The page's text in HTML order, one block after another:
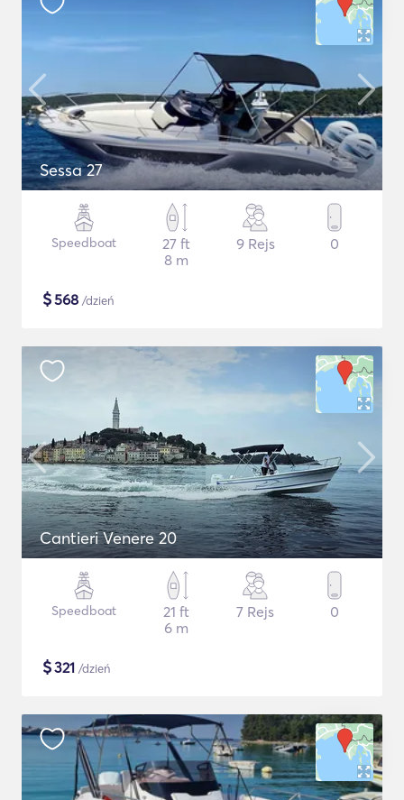
Sessa 27
Speedboat
27 ft
8 m
9 Rejs 0
$568 /dzień
Cantieri Venere 20
Speedboat
21 ft
6 m
7 Rejs 0
$321 /dzień